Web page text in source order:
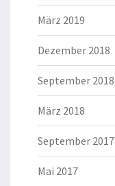
März 2019
Dezember 2018
September 2018
März 2018
September 2017
Mai 2017